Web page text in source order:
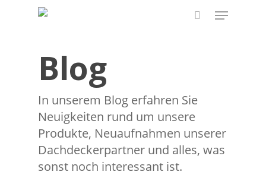
Menu
Blog
In unserem Blog erfahren Sie
Neuigkeiten rund um unsere
Produkte, Neuaufnahmen unserer
Dachdeckerpartner und alles, was
sonst noch interessant ist.